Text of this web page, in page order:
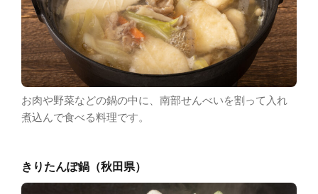
お肉や野菜などの鍋の中に、南部せんべいを割って入れ
煮込んで食べる料理です。
きりたんぽ鍋（秋田県）